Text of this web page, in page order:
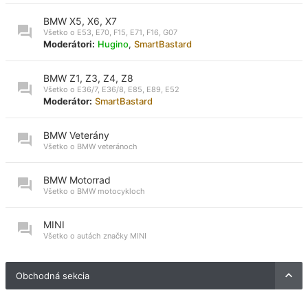
BMW X5, X6, X7
Všetko o E53, E70, F15, E71, F16, G07
Moderátori: Hugino, SmartBastard
BMW Z1, Z3, Z4, Z8
Všetko o E36/7, E36/8, E85, E89, E52
Moderátor: SmartBastard
BMW Veterány
Všetko o BMW veteránoch
BMW Motorrad
Všetko o BMW motocykloch
MINI
Všetko o autách značky MINI
Obchodná sekcia